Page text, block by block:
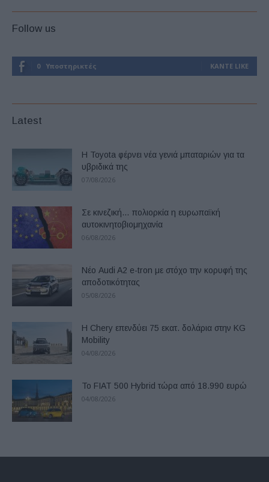
Follow us
0 Υποστηρικτές ΚΆΝΤΕ LIKE
Latest
Η Toyota φέρνει νέα γενιά μπαταριών για τα
υβριδικά της
07/08/2026
Σε κινεζική… πολιορκία η ευρωπαϊκή
αυτοκινητοβιομηχανία
06/08/2026
Νέο Audi A2 e-tron με στόχο την κορυφή της
αποδοτικότητας
05/08/2026
Η Chery επενδύει 75 εκατ. δολάρια στην KG
Mobility
04/08/2026
Το FIAT 500 Hybrid τώρα από 18.990 ευρώ
04/08/2026